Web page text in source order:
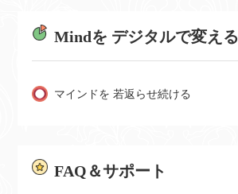
Mindを デジタルで変える
マインドを 若返らせ続ける
FAQ＆サポート